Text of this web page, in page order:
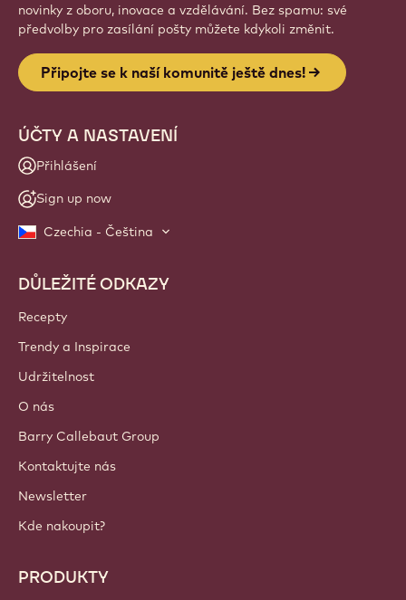
novinky z oboru, inovace a vzdělávání. Bez spamu: své
předvolby pro zasílání pošty můžete kdykoli změnit.
Připojte se k naší komunitě ještě dnes!
ÚČTY A NASTAVENÍ
Přihlášení
Sign up now
Czechia - Čeština
Footer
Callebaut
DŮLEŽITÉ ODKAZY
Recepty
Trendy a Inspirace
Udržitelnost
O nás
Barry Callebaut Group
Kontaktujte nás
Newsletter
Kde nakoupit?
PRODUKTY